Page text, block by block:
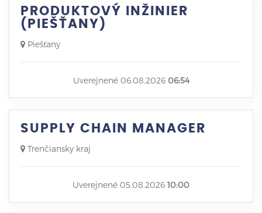
PRODUKTOVÝ INŽINIER
(PIEŠŤANY)
Piešťany
Uverejnené 06.08.2026 06:54
SUPPLY CHAIN MANAGER
Trenčiansky kraj
Uverejnené 05.08.2026 10:00